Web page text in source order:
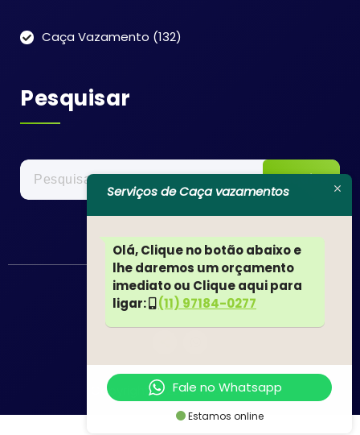
Caça Vazamento (132)
Pesquisar
Pesquisar
por:
Copyright © 2022 JN SERVIÇOS
Serviços de Caça vazamentos
Olá, Clique no botão abaixo e
lhe daremos um orçamento
imediato ou Clique aqui para
ligar:
(11) 97184-0277
Fale no Whatsapp
Estamos online